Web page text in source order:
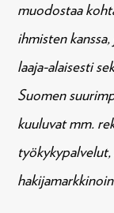
muodostaa
ihmisten
laaja-alaisesti
Suomen
kuuluvat mm.